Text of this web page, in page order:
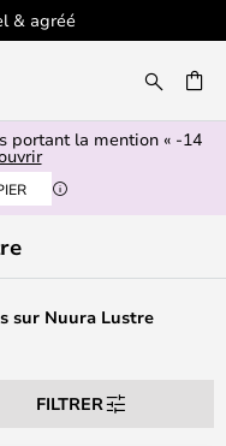
& agréé
portant la mention « -14
sur Nuura Lustre
FILTRER